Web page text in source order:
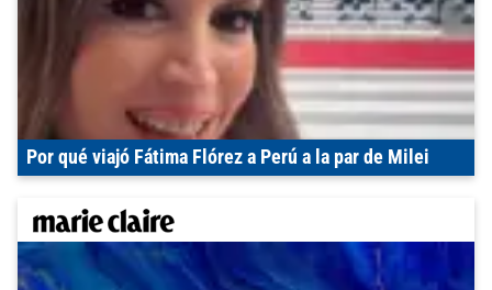
Por qué viajó Fátima Flórez a Perú a la par de Milei